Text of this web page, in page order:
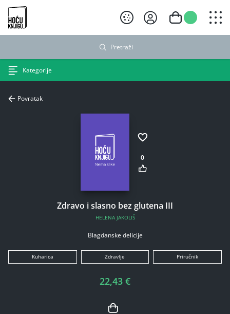
Hoću knjigu crni logo
Pretraži
Kategorije
Povratak
0
Zdravo i slasno bez glutena III
HELENA JAKOLIŠ
Blagdanske delicije
Kuharica Zdravlje Priručnik
22,43 €